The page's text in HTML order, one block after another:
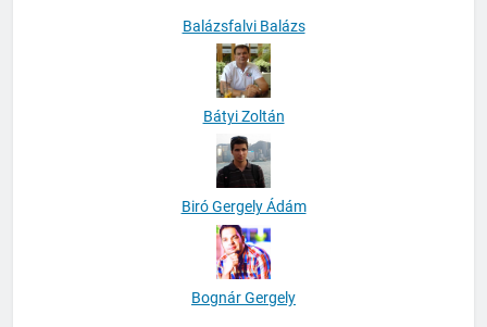
Balázsfalvi Balázs
Bátyi Zoltán
Biró Gergely Ádám